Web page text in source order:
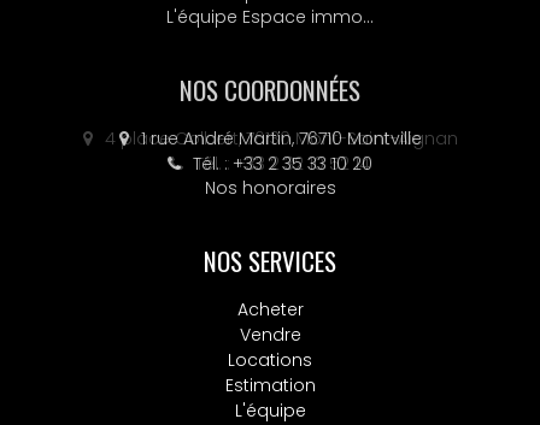
L'équipe Espace immo...
NOS COORDONNÉES
4 place Colbert, 76130 Mont-Saint-Aignan
Tél. : +33 2 32 10 52 14
Nos honoraires
NOS SERVICES
Acheter
Vendre
Locations
Estimation
L'équipe